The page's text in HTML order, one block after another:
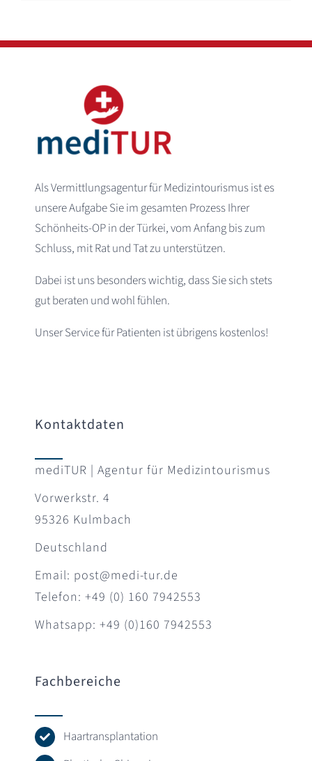
Als Vermittlungsagentur für Medizintourismus ist es
unsere Aufgabe Sie im gesamten Prozess Ihrer
Schönheits-OP in der Türkei, vom Anfang bis zum
Schluss, mit Rat und Tat zu unterstützen.
Dabei ist uns besonders wichtig, dass Sie sich stets
gut beraten und wohl fühlen.
Unser Service für Patienten ist übrigens kostenlos!
Kontaktdaten
mediTUR | Agentur für Medizintourismus
Vorwerkstr. 4
95326 Kulmbach
Deutschland
Email: post@medi-tur.de
Telefon: +49 (0) 160 7942553
Whatsapp: +49 (0)160 7942553
Fachbereiche
Haartransplantation